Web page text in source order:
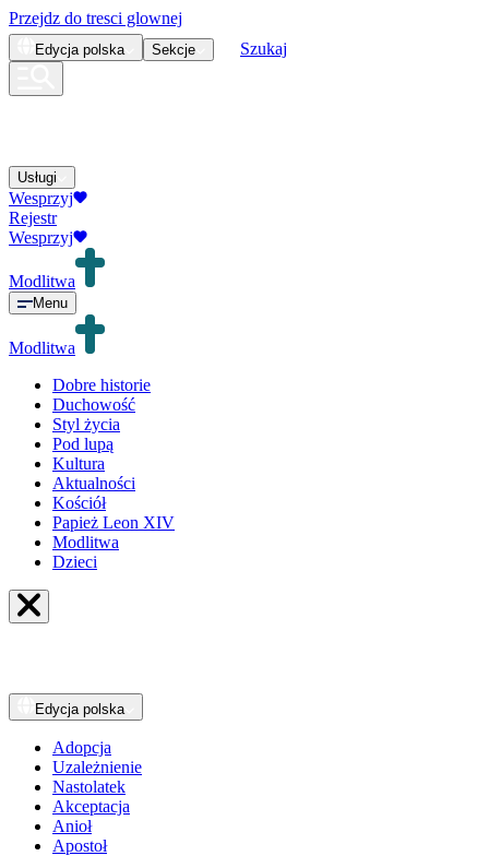
Przejdz do tresci glownej
Edycja polska Sekcje Szukaj
Usługi
Wesprzyj
Rejestr
Wesprzyj
Modlitwa
Menu
Modlitwa
Dobre historie
Duchowość
Styl życia
Pod lupą
Kultura
Aktualności
Kościół
Papież Leon XIV
Modlitwa
Dzieci
Edycja polska
Adopcja
Uzależnienie
Nastolatek
Akceptacja
Anioł
Apostoł